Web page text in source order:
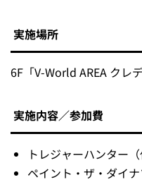
実施場所
6F「V-World AREA クレ
実施内容／参加費
トレジャーハンター（
ペイント・ザ・ダイ